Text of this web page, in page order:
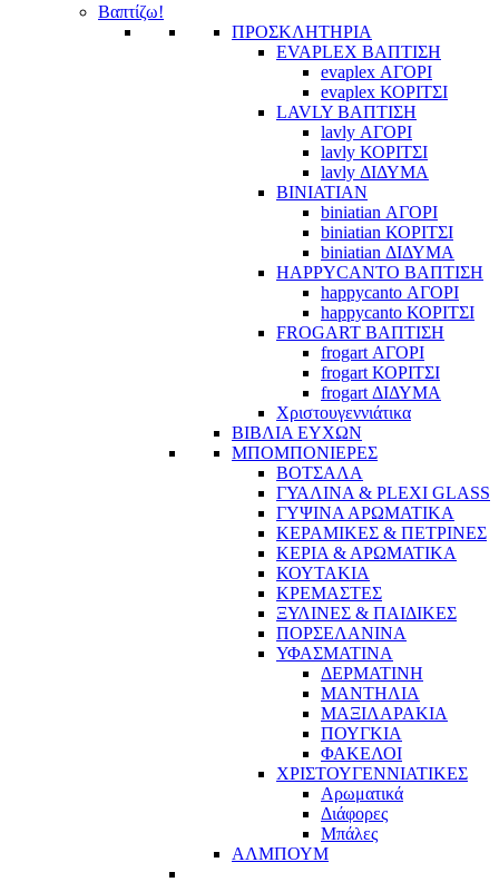
Βαπτίζω!
ΠΡΟΣΚΛΗΤΗΡΙΑ
EVAPLEX ΒΑΠΤΙΣΗ
evaplex ΑΓΟΡΙ
evaplex ΚΟΡΙΤΣΙ
LAVLY ΒΑΠΤΙΣΗ
lavly ΑΓΟΡΙ
lavly ΚΟΡΙΤΣΙ
lavly ΔΙΔΥΜΑ
BINIATIAN
biniatian ΑΓΟΡΙ
biniatian ΚΟΡΙΤΣΙ
biniatian ΔΙΔΥΜΑ
HAPPYCANTO ΒΑΠΤΙΣΗ
happycanto ΑΓΟΡΙ
happycanto ΚΟΡΙΤΣΙ
FROGART ΒΑΠΤΙΣΗ
frogart ΑΓΟΡΙ
frogart ΚΟΡΙΤΣΙ
frogart ΔΙΔΥΜΑ
Χριστουγεννιάτικα
ΒΙΒΛΙΑ ΕΥΧΩΝ
ΜΠΟΜΠΟΝΙΕΡΕΣ
ΒΟΤΣΑΛΑ
ΓΥΑΛΙΝΑ & PLEXI GLASS
ΓΥΨΙΝΑ ΑΡΩΜΑΤΙΚΑ
ΚΕΡΑΜΙΚΕΣ & ΠΕΤΡΙΝΕΣ
ΚΕΡΙΑ & ΑΡΩΜΑΤΙΚΑ
ΚΟΥΤΑΚΙΑ
ΚΡΕΜΑΣΤΕΣ
ΞΥΛΙΝΕΣ & ΠΑΙΔΙΚΕΣ
ΠΟΡΣΕΛΑΝΙΝΑ
ΥΦΑΣΜΑΤΙΝA
ΔΕΡΜΑΤΙΝΗ
ΜΑΝΤΗΛΙΑ
ΜΑΞΙΛΑΡΑΚΙΑ
ΠΟΥΓΚΙΑ
ΦΑΚΕΛΟΙ
ΧΡΙΣΤΟΥΓΕΝΝΙΑΤΙΚΕΣ
Αρωματικά
Διάφορες
Μπάλες
ΑΛΜΠΟΥΜ